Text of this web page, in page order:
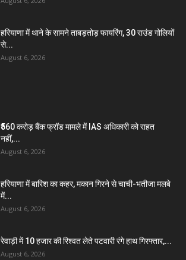
हरियाणा में थाने के सामने ताबड़तोड़ फायरिंग, 30 राउंड गोलियों
से...
August 6, 2026
₹560 करोड़ बैंक फ्रॉड मामले में IAS अधिकारी को राहत
नहीं,...
August 6, 2026
हरियाणा में बारिश का कहर, मकान गिरने से चाची-भतीजा मलबे
में...
August 6, 2026
रेवाड़ी में 10 हजार की रिश्वत लेते पटवारी रंगे हाथ गिरफ्तार,...
August 6, 2026